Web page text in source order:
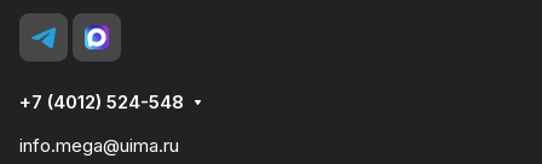
+7 (4012) 524-548
info.mega@uima.ru